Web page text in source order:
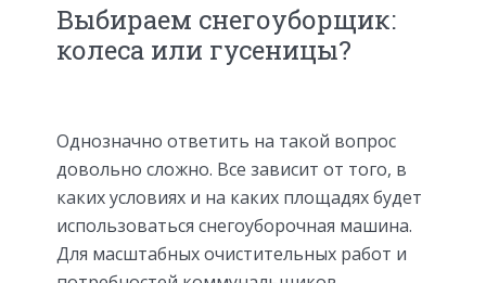
Выбираем снегоуборщик:
колеса или гусеницы?
Однозначно ответить на такой вопрос
довольно сложно. Все зависит от того, в
каких условиях и на каких площадях будет
использоваться снегоуборочная машина.
Для масштабных очистительных работ и